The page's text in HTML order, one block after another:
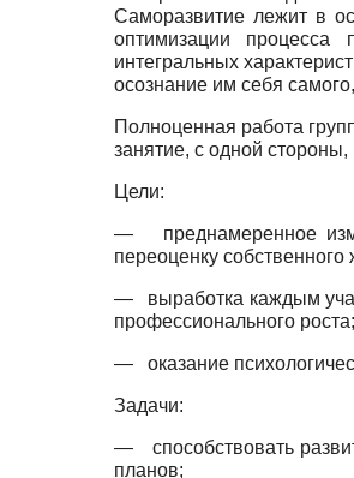
Саморазвитие лежит в
оптимизации процесса
интегральных
осознание им себя
Полноценная работа
занятие, с одной
Цели:
— преднамеренное
переоценку
— выработка каждым
профессионального роста;
— оказание
Задачи:
—способствовать
планов;